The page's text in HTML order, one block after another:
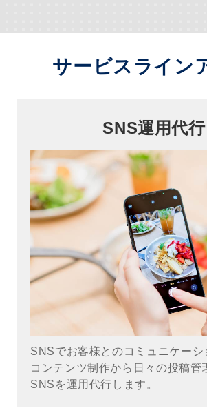
サービスライン
SNS運用代行
SNSでお客様とのコミュニケーシ
コンテンツ制作から日々の投稿管
SNSを運用代行します。